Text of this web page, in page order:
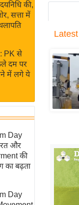
की,
सत्ता में
PK से
दम पर
में लगे ये
Day
और
की
का बढ़ता
Day
Latest